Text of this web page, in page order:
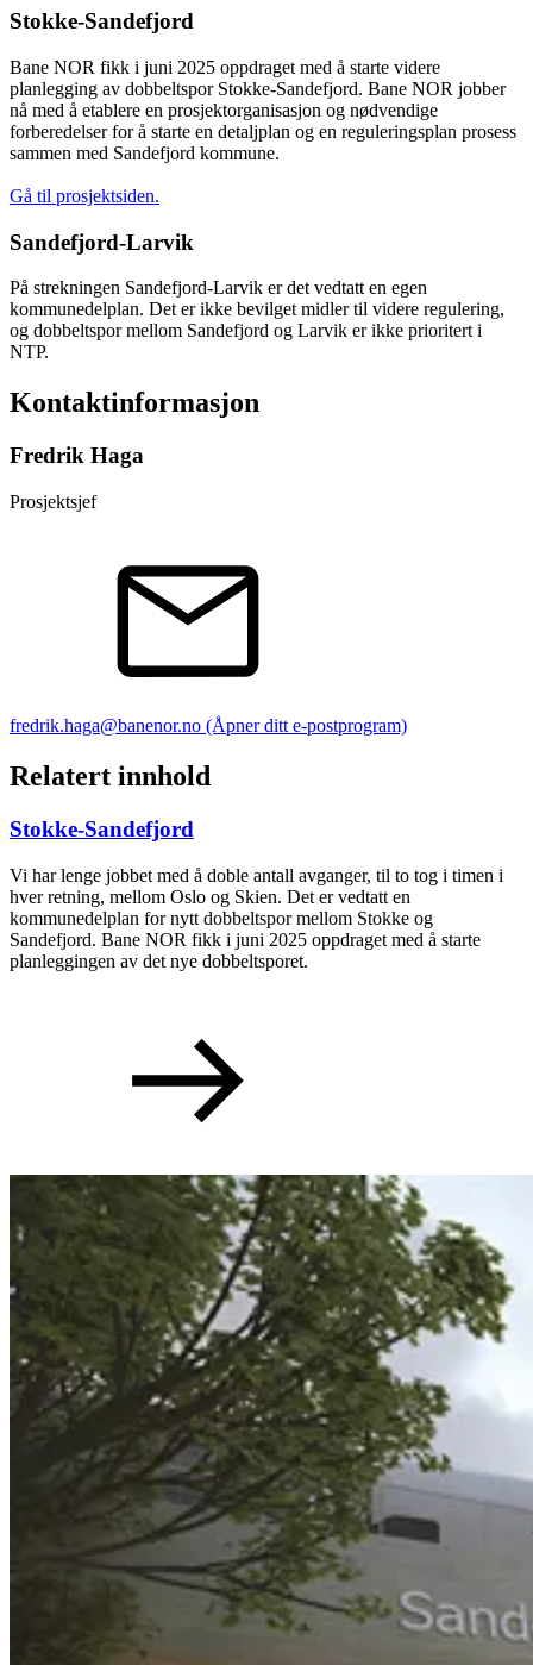
Stokke-Sandefjord
Bane NOR fikk i juni 2025 oppdraget med å starte videre
planlegging av dobbeltspor Stokke-Sandefjord. Bane NOR jobber
nå med å etablere en prosjektorganisasjon og nødvendige
forberedelser for å starte en detaljplan og en reguleringsplan prosess
sammen med Sandefjord kommune.
Gå til prosjektsiden.
Sandefjord-Larvik
På strekningen Sandefjord-Larvik er det vedtatt en egen
kommunedelplan. Det er ikke bevilget midler til videre regulering,
og dobbeltspor mellom Sandefjord og Larvik er ikke prioritert i
NTP.
Kontaktinformasjon
Fredrik Haga
Prosjektsjef
fredrik.haga@banenor.no (Åpner ditt e-postprogram)
Relatert innhold
Stokke-Sandefjord
Vi har lenge jobbet med å doble antall avganger, til to tog i timen i
hver retning, mellom Oslo og Skien. Det er vedtatt en
kommunedelplan for nytt dobbeltspor mellom Stokke og
Sandefjord. Bane NOR fikk i juni 2025 oppdraget med å starte
planleggingen av det nye dobbeltsporet.